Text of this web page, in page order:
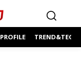
PROFILE